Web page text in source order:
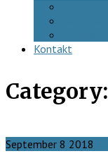
Kontakt
Category:
September 8 2018